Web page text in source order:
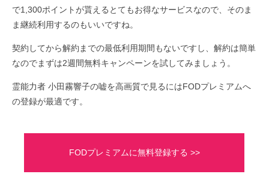
で1,300ポイントが貰えるとてもお得なサービスなので、そのま
ま継続利用するのもいいですね。
契約してから解約までの最低利用期間もないですし、解約は簡単
なのでまずは2週間無料キャンペーンを試してみましょう。
霊能力者 小田霧響子の嘘を高画質で見るにはFODプレミアムへ
の登録が最適です。
FODプレミアムに無料登録する >>